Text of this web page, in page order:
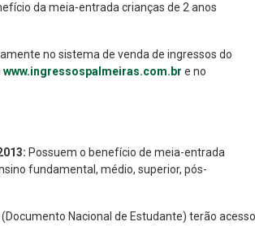
da meia-entrada crianças de 2 anos
no sistema de venda de ingressos do
www.ingressospalmeiras.com.br e no
Possuem o benefício de meia-entrada
fundamental, médio, superior, pós-
Nacional de Estudante) terão acesso